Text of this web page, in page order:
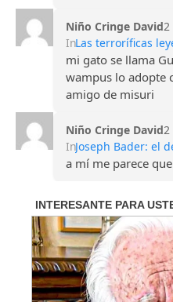
Niño Cringe David2
In
mi gato se llama
wampus lo adopte
amigo de misuri
Niño Cringe David2
In
a mí me parece